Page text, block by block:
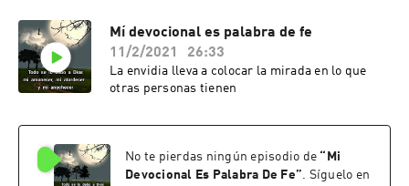
Mí devocional es palabra de fe
11/2/2021
26:33
La envidia lleva a colocar la mirada en lo que
otras personas tienen
No te pierdas ningún episodio de “ Mi
Devocional Es Palabra De Fe”. Síguelo en